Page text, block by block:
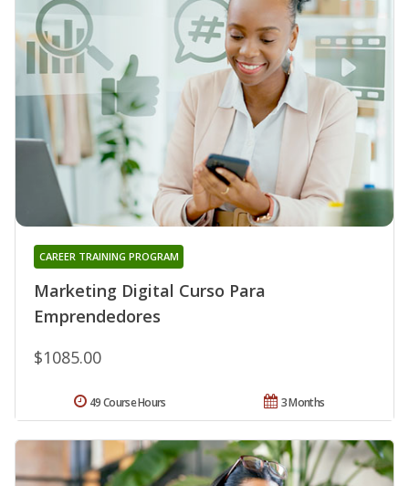
Marketing Digital Curso Para
Emprendedores
CAREER TRAINING PROGRAM
$1085.00
3 Months
49 Course Hours